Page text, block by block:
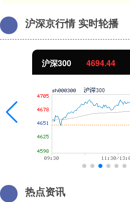
沪深京行情 实时轮播
北证50 1134.24
热点资讯